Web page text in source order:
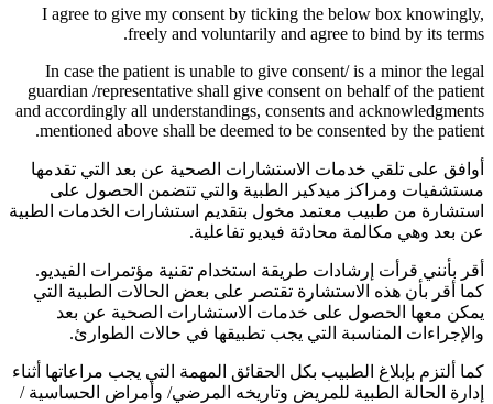
I agree to give my consent by ticking the below box knowingly,
freely and voluntarily and agree to bind by its terms.
In case the patient is unable to give consent/ is a minor the legal
guardian /representative shall give consent on behalf of the patient
and accordingly all understandings, consents and acknowledgments
mentioned above shall be deemed to be consented by the patient.
أوافق على تلقي خدمات الاستشارات الصحية عن بعد التي تقدمها
مستشفيات ومراكز ميدكير الطبية والتي تتضمن الحصول على
استشارة من طبيب معتمد مخول بتقديم استشارات الخدمات الطبية
عن بعد وهي مكالمة محادثة فيديو تفاعلية.
أقر بأنني قرأت إرشادات طريقة استخدام تقنية مؤتمرات الفيديو.
كما أقر بأن هذه الاستشارة تقتصر على بعض الحالات الطبية التي
يمكن معها الحصول على خدمات الاستشارات الصحية عن بعد
والإجراءات المناسبة التي يجب تطبيقها في حالات الطوارئ.
كما ألتزم بإبلاغ الطبيب بكل الحقائق المهمة التي يجب مراعاتها أثناء
إدارة الحالة الطبية للمريض وتاريخه المرضي/ وأمراض الحساسية /